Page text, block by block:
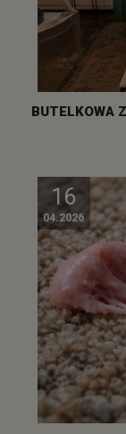
BUTELKOWA
16
04.2026